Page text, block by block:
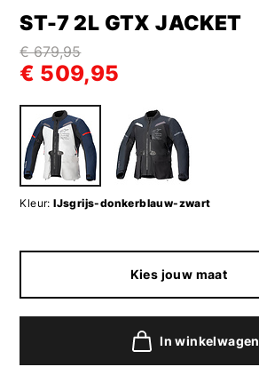
ST-7 2L GTX JACKET
€ 679,95
€ 509,95
Kleur: IJsgrijs-donkerblauw-zwart
Kies jouw maat
In winkelwagen